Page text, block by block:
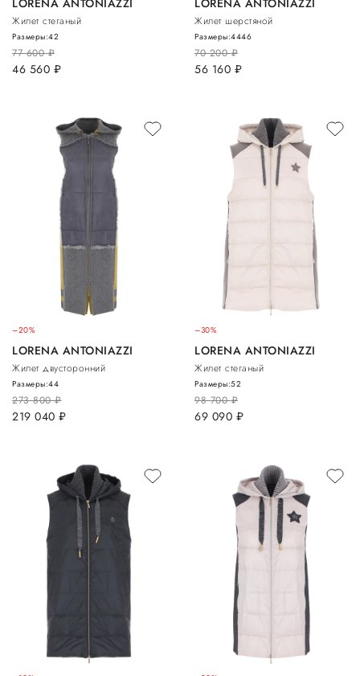
Жилет стеганый
77 600руб.
46 560 руб.
Размеры:42
Жилет шерстяной
70 200руб.
56 160 руб.
Размеры:4446
–20%
LORENA ANTONIAZZI
Жилет двусторонний
273 800руб.
219 040 руб.
Размеры:44
–30%
LORENA ANTONIAZZI
Жилет стеганый
98 700руб.
69 090 руб.
Размеры:52